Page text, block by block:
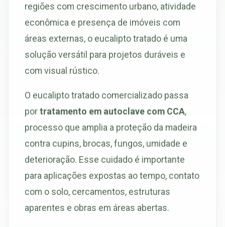
regiões com crescimento urbano, atividade
econômica e presença de imóveis com
áreas externas, o eucalipto tratado é uma
solução versátil para projetos duráveis e
com visual rústico.
O eucalipto tratado comercializado passa
portratamento em autoclave com CCA,
processo que amplia a proteção da madeira
contra cupins, brocas, fungos, umidade e
deterioração. Esse cuidado é importante
para aplicações expostas ao tempo, contato
com o solo, cercamentos, estruturas
aparentes e obras em áreas abertas.